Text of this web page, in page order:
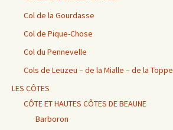
Col de la Gourdasse
Col de Pique-Chose
Col du Pennevelle
Cols de Leuzeu – de la Mialle – de la Toppe
LES CÔTES
CÔTE ET HAUTES CÔTES DE BEAUNE
Barboron